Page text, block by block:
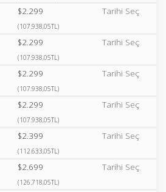
$2.299
(107.938,05TL)
Tarihi Seç
$2.299
(107.938,05TL)
Tarihi Seç
$2.299
(107.938,05TL)
Tarihi Seç
$2.299
(107.938,05TL)
Tarihi Seç
$2.399
(112.633,05TL)
Tarihi Seç
$2.699
(126.718,05TL)
Tarihi Seç